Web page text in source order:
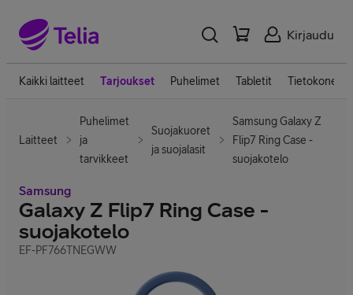
Kirjaudu
Kaikki laitteet Tarjoukset Puhelimet Tabletit Tietokoneet
Laitteet
Puhelimet
ja
tarvikkeet
Suojakuoret
ja suojalasit
Samsung Galaxy Z
Flip7 Ring Case -
suojakotelo
Samsung
Galaxy Z Flip7 Ring Case -
suojakotelo
EF-PF766TNEGWW